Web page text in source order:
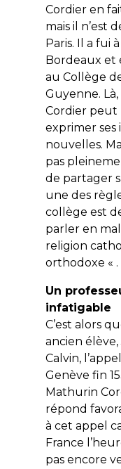
Cordier en
mais il n’est
Paris. Il a fui à
Bordeaux et
au Collège
Guyenne.
Cordier peut
exprimer ses
nouvelles.
pas
de partager
une des
collège est
parler en
religion
orthodoxe « .
Un
infatigable
C’est alors
ancien élève,
Calvin,
Genève fin
Mathurin
répond
à cet appel
France
pas encore